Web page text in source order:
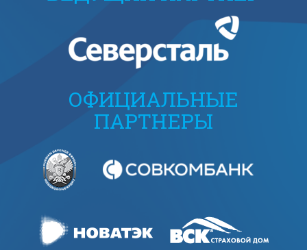
ОФИЦИАЛЬНЫЕ
ПАРТНЕРЫ